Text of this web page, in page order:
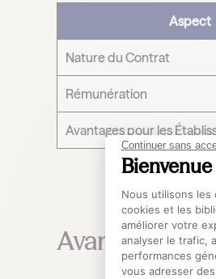
Continuer sans
Nous utilisons les
cookies et les
améliorer votre
analyser le trafic,
performances
vous adresser
Aspect
Nature du Contrat
Rémunération
Avantages pour les
Avantages du